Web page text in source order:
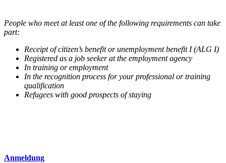
People who meet at least one of the following requirements can take
part:
Receipt of citizen’s benefit or unemployment benefit I (ALG I)
Registered as a job seeker at the employment agency
In training or employment
In the recognition process for your professional or training
qualification
Refugees with good prospects of staying
Anmeldung